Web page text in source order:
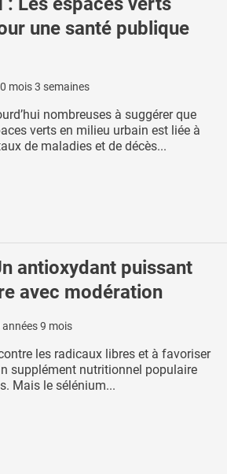
une santé publique
mois 3 semaines
nombreuses à suggérer que
verts en milieu urbain est liée à
de maladies et de décès...
antioxydant puissant
avec modération
années 9 mois
les radicaux libres et à favoriser
supplément nutritionnel populaire
Mais le sélénium...